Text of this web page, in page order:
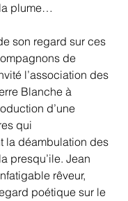
plume…
son regard sur ces
de
l’association des
Blanche à
d’une
qui
la déambulation des
presqu’ile. Jean
rêveur,
poétique sur le